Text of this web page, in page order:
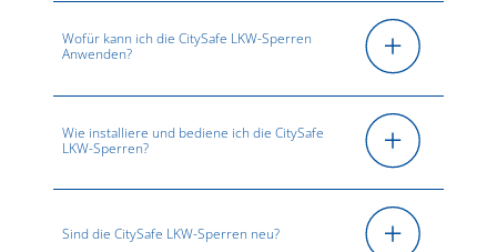
Wofür kann ich die CitySafe LKW-Sperren
Anwenden?
Wie installiere und bediene ich die CitySafe
LKW-Sperren?
Sind die CitySafe LKW-Sperren neu?